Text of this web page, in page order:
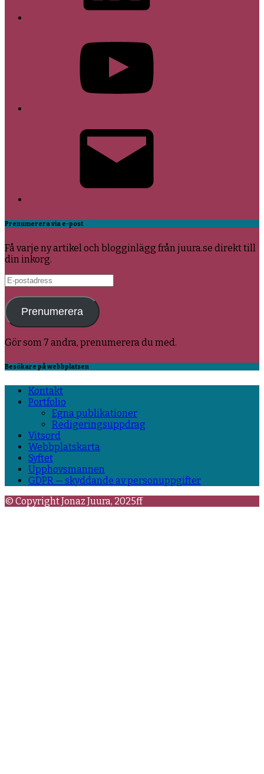
Prenumerera via e-post
Få varje ny artikel och blogginlägg från juura.se direkt till
din inkorg.
E-
Prenumerera
Gör som 7 andra, prenumerera du med.
Besökare på webbplatsen
Kontakt
Portfolio
Egna publikationer
Redigeringsuppdrag
Vitsord
Webbplatskarta
Syftet
Upphovsmannen
GDPR — skyddande av personuppgifter
© Copyright Jonaz Juura, 2025ff